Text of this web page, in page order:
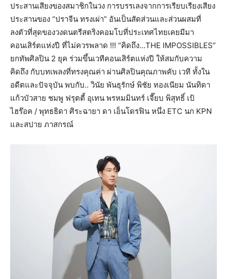
ประสานเสียงของสมาชิกในวง การบรรเลงจากการเรียบเรียงเสียง
ประสานของ “ปราจีน ทรงเผ่า” อันเป็นสัดส่วนและส่วนผสมที่
ลงตัวที่สุดของวงดนตรีสตริงคอมโบที่ประเทศไทยเคยมีมา
คอนเสิร์ตแห่งปี ที่ไม่ควรพลาด !!! “คิดถึง…THE IMPOSSIBLES”
ยกทัพศิลปิน 2 ยุค ร่วมขึ้นเวทีคอนเสิร์ตแห่งปี ให้สมกับความ
คิดถึง กับบทเพลงที่ทรงคุณค่า ผ่านศิลปินคุณภาพคับ เวที ทั้งใน
อดีตและปัจจุบัน พบกับ.. วินัย พันธุรักษ์ พิชัย ทองเนียม นันทิดา
แก้วบัวสาย ชมพู ฟรุตตี้ อุเทน พรหมมินทร์ เจี๊ยบ พิสุทธิ์ เป้
ไฮร๊อค / พุทธธิดา ศิระฉายา ดา เอ็นโดรฟิน หนึ่ง ETC นก KPN
และสปาย ภาสกรณ์